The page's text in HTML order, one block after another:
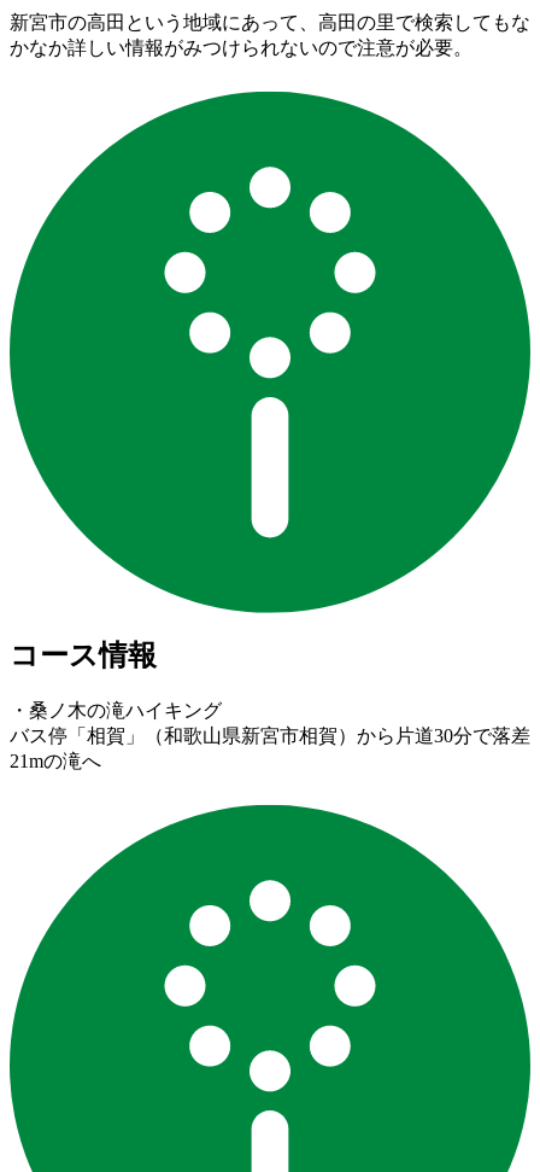
新宮市の高田という地域にあって、高田の里で検索してもな
かなか詳しい情報がみつけられないので注意が必要。
コース情報
・桑ノ木の滝ハイキング
バス停「相賀」（和歌山県新宮市相賀）から片道30分で落差
21mの滝へ